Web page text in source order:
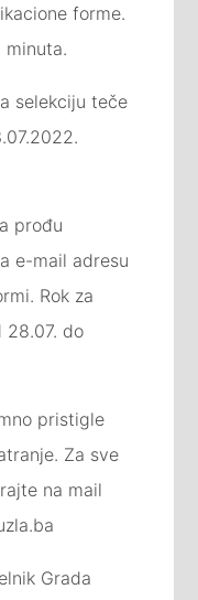
forme.
selekciju teče
prođu
e-mail adresu
Rok za
28.07. do
pristigle
Za sve
na mail
Grada